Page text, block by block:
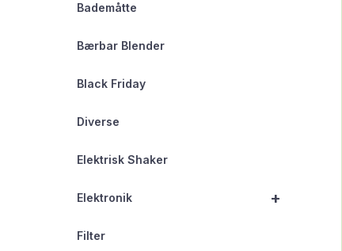
Bademåtte
Bærbar Blender
Black Friday
Diverse
Elektrisk Shaker
+
Elektronik
Filter